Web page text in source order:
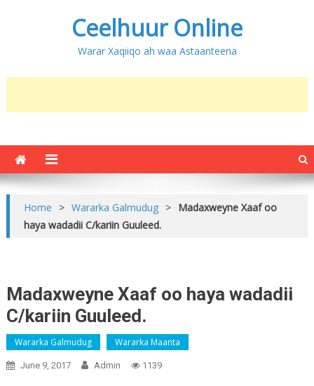
Ceelhuur Online
Warar Xaqiiqo ah waa Astaanteena
Home > Wararka Galmudug > Madaxweyne Xaaf oo
haya wadadii C/kariin Guuleed.
Madaxweyne Xaaf oo haya wadadii
C/kariin Guuleed.
Wararka Galmudug Wararka Maanta
June 9, 2017 Admin 1139